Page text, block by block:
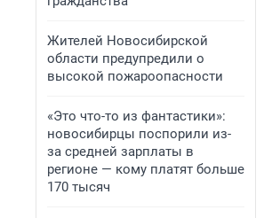
Жителей Новосибирской
области предупредили о
высокой пожароопасности
«Это что-то из фантастики»:
новосибирцы поспорили из-
за средней зарплаты в
регионе — кому платят больше
170 тысяч